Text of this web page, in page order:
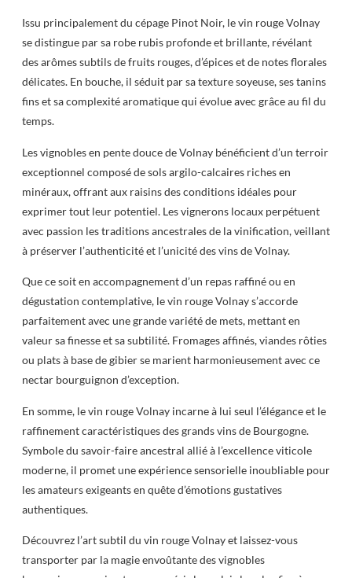
Issu principalement du cépage Pinot Noir, le vin rouge Volnay
se distingue par sa robe rubis profonde et brillante, révélant
des arômes subtils de fruits rouges, d’épices et de notes florales
délicates. En bouche, il séduit par sa texture soyeuse, ses tanins
fins et sa complexité aromatique qui évolue avec grâce au fil du
temps.
Les vignobles en pente douce de Volnay bénéficient d’un terroir
exceptionnel composé de sols argilo-calcaires riches en
minéraux, offrant aux raisins des conditions idéales pour
exprimer tout leur potentiel. Les vignerons locaux perpétuent
avec passion les traditions ancestrales de la vinification, veillant
à préserver l’authenticité et l’unicité des vins de Volnay.
Que ce soit en accompagnement d’un repas raffiné ou en
dégustation contemplative, le vin rouge Volnay s’accorde
parfaitement avec une grande variété de mets, mettant en
valeur sa finesse et sa subtilité. Fromages affinés, viandes rôties
ou plats à base de gibier se marient harmonieusement avec ce
nectar bourguignon d’exception.
En somme, le vin rouge Volnay incarne à lui seul l’élégance et le
raffinement caractéristiques des grands vins de Bourgogne.
Symbole du savoir-faire ancestral allié à l’excellence viticole
moderne, il promet une expérience sensorielle inoubliable pour
les amateurs exigeants en quête d’émotions gustatives
authentiques.
Découvrez l’art subtil du vin rouge Volnay et laissez-vous
transporter par la magie envoûtante des vignobles